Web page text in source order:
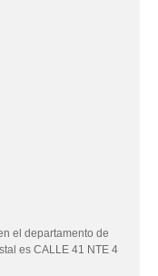
el departamento de
es CALLE 41 NTE 4